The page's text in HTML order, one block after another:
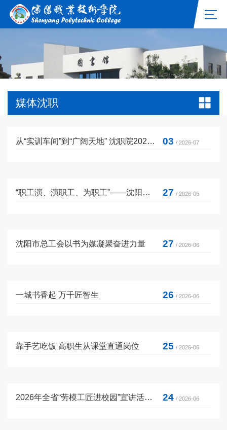
媒体沈职
从“实训车间”到“广阔天地” 沈职院2026届毕业生毕业典礼举行 6284名毕业生再启新程 03 / 2026-07
“职工演、演职工、为职工”——沈阳市总工会开展职工读书活动 27 / 2026-06
沈阳市总工会以书为媒凝聚奋进力量 27 / 2026-06
一城书香起 万千匠智生 26 / 2026-06
靠手艺吃饭 高职生从课堂直通岗位 25 / 2026-06
2026年全省“劳模工匠进校园”宣讲活动在沈阳举行 24 / 2026-06